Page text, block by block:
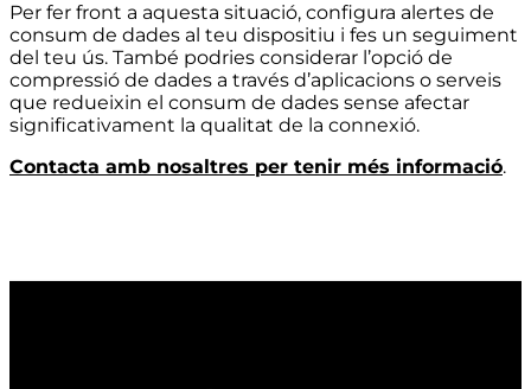
Per fer front a aquesta situació, configura alertes de
consum de dades al teu dispositiu i fes un seguiment
del teu ús. També podries considerar l’opció de
compressió de dades a través d’aplicacions o serveis
que redueixin el consum de dades sense afectar
significativament la qualitat de la connexió.
Contacta amb nosaltres per tenir més informació.